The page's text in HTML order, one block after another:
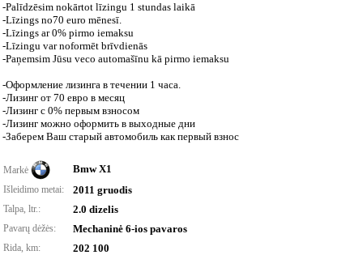
-Palīdzēsim nokārtot līzingu 1 stundas laikā
-Līzings no70 euro mēnesī.
-Līzings ar 0% pirmo iemaksu
-Līzingu var noformēt brīvdienās
-Paņemsim Jūsu veco automašīnu kā pirmo iemaksu
-Оформление лизинга в течении 1 часа.
-Лизинг от 70 евро в месяц
-Лизинг с 0% первым взносом
-Лизинг можно оформить в выходные дни
-Заберем Ваш старый автомобиль как первый взнос
Markė Bmw X1
Išleidimo metai: 2011 gruodis
Talpa, ltr.: 2.0 dizelis
Pavarų dėžės: Mechaninė 6-ios pavaros
Rida, km: 202 100